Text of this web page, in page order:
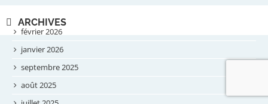
septembre 2025